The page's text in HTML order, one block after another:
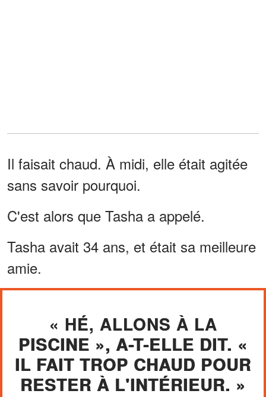
Il faisait chaud. À midi, elle était agitée
sans savoir pourquoi.
C'est alors que Tasha a appelé.
Tasha avait 34 ans, et était sa meilleure
amie.
« HÉ, ALLONS À LA
PISCINE », A-T-ELLE DIT. «
IL FAIT TROP CHAUD POUR
RESTER À L'INTÉRIEUR. »